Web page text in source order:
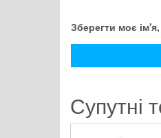
Зберегти моє
Супутні